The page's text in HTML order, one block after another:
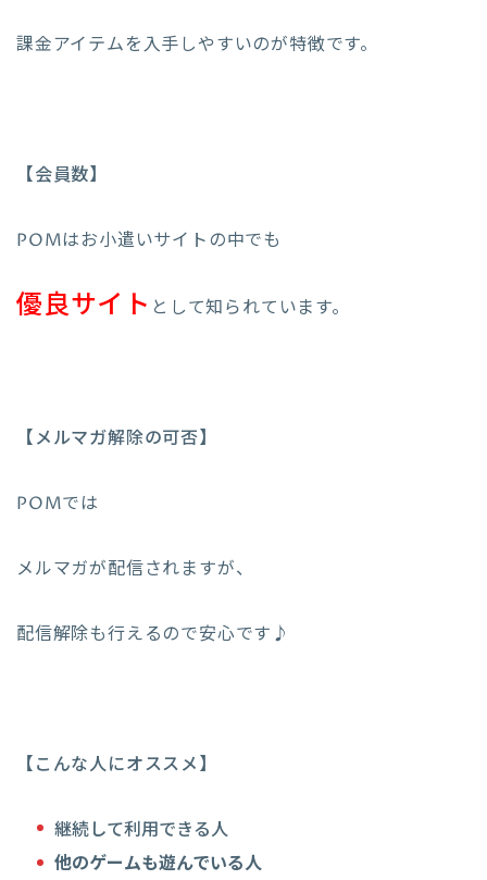
課金アイテムを入手しやすいのが特徴です。
【会員数】
POMはお小遣いサイトの中でも
優良サイト として知られています。
【メルマガ解除の可否】
POMでは
メルマガが配信されますが、
配信解除も行えるので安心です♪
【こんな人にオススメ】
継続して利用できる人
他のゲームも遊んでいる人